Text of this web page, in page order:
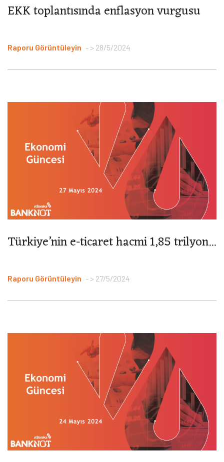
EKK toplantısında enflasyon vurgusu
Raporu Görüntüleyin > 28/5/2024
Türkiye’nin e-ticaret hacmi 1,85 trilyon...
Raporu Görüntüleyin > 27/5/2024